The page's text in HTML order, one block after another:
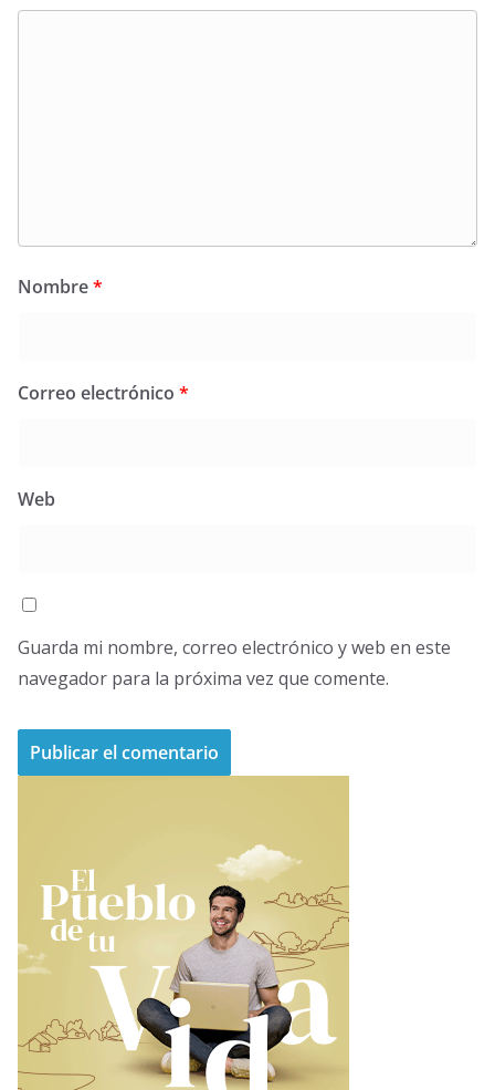
Nombre*
Correo electrónico *
Web
Guarda mi nombre, correo electrónico y web en este
navegador para la próxima vez que comente.
n
a
i
v